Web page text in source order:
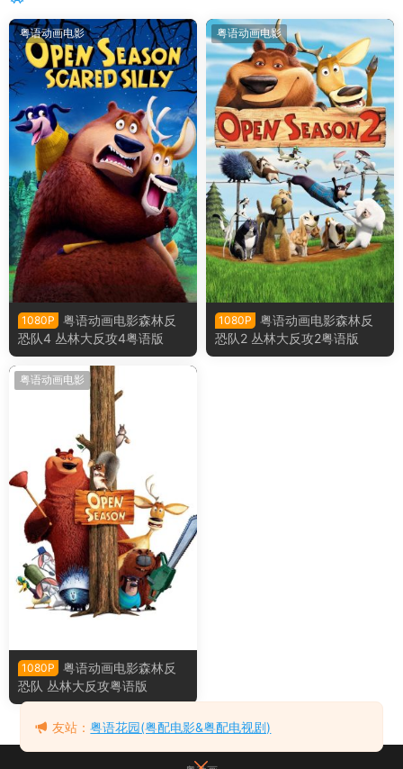
粤语动画电影
1080P
粤语动画电影森林反
恐队4 丛林大反攻4粤语版
粤语动画电影
1080P
粤语动画电影森林反
恐队2 丛林大反攻2粤语版
粤语动画电影
1080P
粤语动画电影森林反
恐队 丛林大反攻粤语版
友站：粤语花园(粤配电影&粤配电视剧)